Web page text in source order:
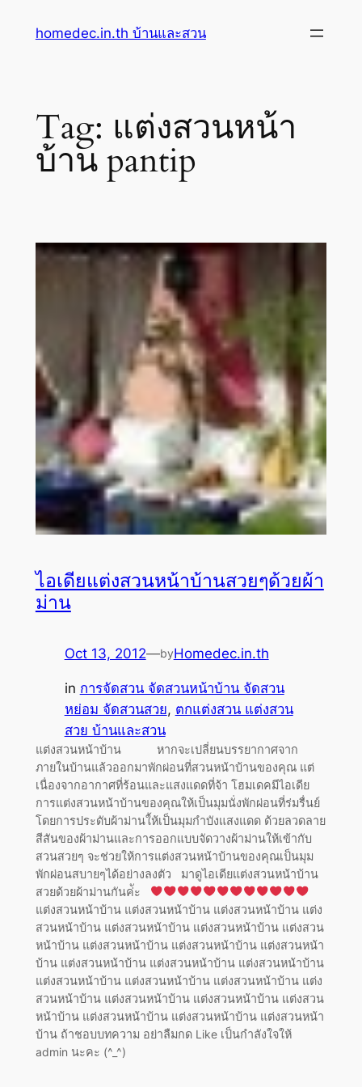
homedec.in.th บ้านและสวน
Tag: แต่งสวนหน้า
บ้าน pantip
ไอเดียแต่งสวนหน้าบ้านสวยๆด้วยผ้า
ม่าน
Oct 13, 2012—byHomedec.in.th
in การจัดสวน จัดสวนหน้าบ้าน จัดสวน
หย่อม จัดสวนสวย, ตกแต่งสวน แต่งสวน
สวย บ้านและสวน
แต่งสวนหน้าบ้าน หากจะเปลี่ยนบรรยากาศจาก
ภายในบ้านแล้วออกมาพักผ่อนที่สวนหน้าบ้านของคุณ แต่
เนื่องจากอากาศที่ร้อนและแสงแดดที่จ้า โฮมเดคมีไอเดีย
การแต่งสวนหน้าบ้านของคุณให้เป็นมุมนั่งพักผ่อนที่ร่มรื่นย์
โดยการประดับผ้าม่านใ้ห้เป็นมุมกำบังแสงแดด ด้วยลวดลาย
สีสันของผ้าม่านและการออกแบบจัดวางผ้าม่านให้เข้ากับ
สวนสวยๆ จะช่วยให้การแต่งสวนหน้าบ้านของคุณเป็นมุม
พักผ่อนสบายๆได้อย่างลงตัว มาดูไอเดียแต่งสวนหน้าบ้าน
สวยด้วยผ้าม่านกันค่ัะ
แต่งสวนหน้าบ้าน แต่งสวนหน้าบ้าน แต่งสวนหน้าบ้าน แต่ง
สวนหน้าบ้าน แต่งสวนหน้าบ้าน แต่งสวนหน้าบ้าน แต่งสวน
หน้าบ้าน แต่งสวนหน้าบ้าน แต่งสวนหน้าบ้าน แต่งสวนหน้า
บ้าน แต่งสวนหน้าบ้าน แต่งสวนหน้าบ้าน แต่งสวนหน้าบ้าน
แต่งสวนหน้าบ้าน แต่งสวนหน้าบ้าน แต่งสวนหน้าบ้าน แต่ง
สวนหน้าบ้าน แต่งสวนหน้าบ้าน แต่งสวนหน้าบ้าน แต่งสวน
หน้าบ้าน แต่งสวนหน้าบ้าน แต่งสวนหน้าบ้าน แต่งสวนหน้า
บ้าน ถ้าชอบบทความ อย่าลืมกด Like เป็นกำลังใจให้
admin นะคะ (^_^)